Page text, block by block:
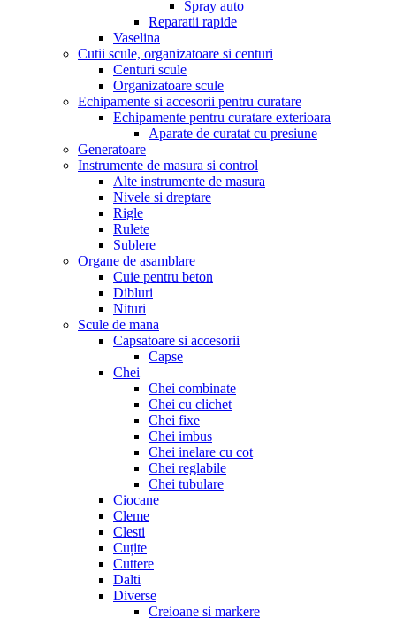
Spray auto
Reparatii rapide
Vaselina
Cutii scule, organizatoare si centuri
Centuri scule
Organizatoare scule
Echipamente si accesorii pentru curatare
Echipamente pentru curatare exterioara
Aparate de curatat cu presiune
Generatoare
Instrumente de masura si control
Alte instrumente de masura
Nivele si dreptare
Rigle
Rulete
Sublere
Organe de asamblare
Cuie pentru beton
Dibluri
Nituri
Scule de mana
Capsatoare si accesorii
Capse
Chei
Chei combinate
Chei cu clichet
Chei fixe
Chei imbus
Chei inelare cu cot
Chei reglabile
Chei tubulare
Ciocane
Cleme
Clesti
Cuțite
Cuttere
Dalti
Diverse
Creioane si markere